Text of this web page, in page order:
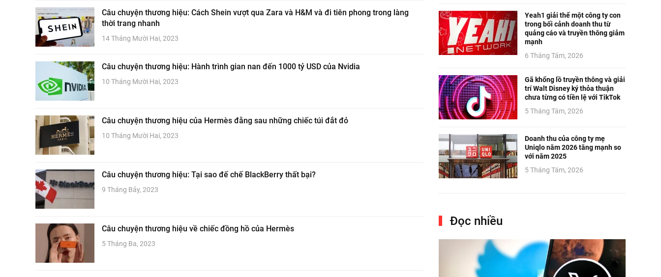
Câu chuyện thương hiệu: Cách Shein vượt qua Zara và H&M và đi tiên phong trong làng
thời trang nhanh
14 Tháng Mười Hai, 2023
Câu chuyện thương hiệu: Hành trình gian nan đến 1000 tỷ USD của Nvidia
10 Tháng Mười Hai, 2023
Câu chuyện thương hiệu của Hermès đằng sau những chiếc túi đắt đỏ
10 Tháng Mười Hai, 2023
Câu chuyện thương hiệu: Tại sao đế chế BlackBerry thất bại?
9 Tháng Bảy, 2023
Câu chuyện thương hiệu về chiếc đồng hồ của Hermès
5 Tháng Ba, 2023
Yeah1 giải thể một công ty con
trong bối cảnh doanh thu từ
quảng cáo và truyền thông giảm
mạnh
6 Tháng Tám, 2026
Gã khổng lồ truyền thông và giải
trí Walt Disney ký thỏa thuận
chưa từng có tiền lệ với TikTok
5 Tháng Tám, 2026
Doanh thu của công ty mẹ
Uniqlo năm 2026 tăng mạnh so
với năm 2025
5 Tháng Tám, 2026
Đọc nhiều